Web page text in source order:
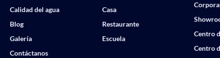
Calidad del agua
Blog
Galería
Contáctanos
Casa
Restaurante
Escuela
Centro
Centro